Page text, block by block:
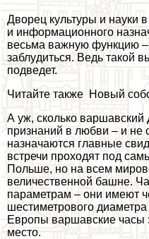
Дворец культуры и науки
и информационного
весьма важную функцию –
заблyдиться. Ведь такой
подведет.
Читайте также Новый
А уж, сколько
признаний в любви – и не
назначаются главные
встречи проходят под
Польше, но на всем
величественной башне.
параметрам – они имеют
шестиметрового
Европы варшавские часы
место.